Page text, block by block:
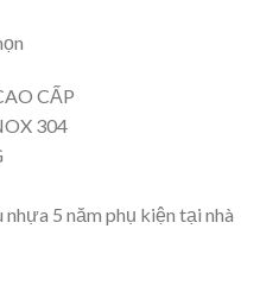
CẤP
304
5 năm phụ kiện tại nhà